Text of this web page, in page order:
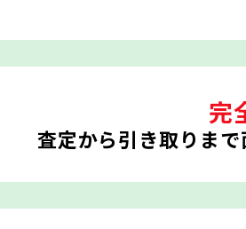
完
査定から引き取りまで